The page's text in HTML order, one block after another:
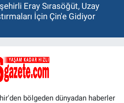
Eray Sırasöğüt, Uzay
İçin Çin'e Gidiyor
bölgeden dünyadan haberler